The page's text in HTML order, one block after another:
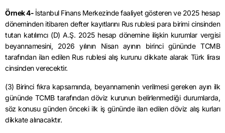
Örnek 4- İstanbul Finans Merkezinde faaliyet gösteren ve 2025 hesap
döneminden itibaren defter kayıtlarını Rus rublesi para birimi cinsinden
tutan katılımcı (D) A.Ş. 2025 hesap dönemine ilişkin kurumlar vergisi
beyannamesini, 2026 yılının Nisan ayının birinci gününde TCMB
tarafından ilan edilen Rus rublesi alış kurunu dikkate alarak Türk lirası
cinsinden verecektir.
(3) Birinci fıkra kapsamında, beyannamenin verilmesi gereken ayın ilk
gününde TCMB tarafından döviz kurunun belirlenmediği durumlarda,
söz konusu günden önceki ilk iş gününde ilan edilen döviz alış kurları
dikkate alınacaktır.